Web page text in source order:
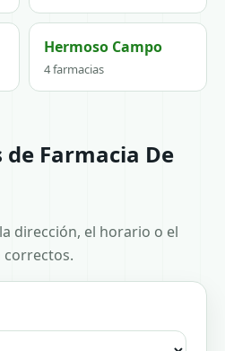
Hermoso Campo
4 farmacias
Farmacia De
dirección, el horario o el